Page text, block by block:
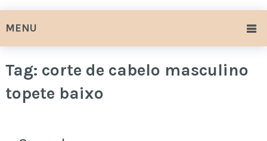
MENU
Tag: corte de cabelo masculino
topete baixo